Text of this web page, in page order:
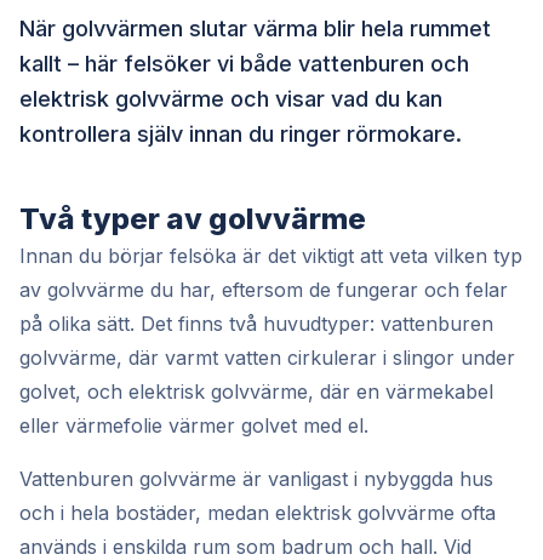
När golvvärmen slutar värma blir hela rummet
kallt – här felsöker vi både vattenburen och
elektrisk golvvärme och visar vad du kan
kontrollera själv innan du ringer rörmokare.
Två typer av golvvärme
Innan du börjar felsöka är det viktigt att veta vilken typ
av golvvärme du har, eftersom de fungerar och felar
på olika sätt. Det finns två huvudtyper: vattenburen
golvvärme, där varmt vatten cirkulerar i slingor under
golvet, och elektrisk golvvärme, där en värmekabel
eller värmefolie värmer golvet med el.
Vattenburen golvvärme är vanligast i nybyggda hus
och i hela bostäder, medan elektrisk golvvärme ofta
används i enskilda rum som badrum och hall. Vid